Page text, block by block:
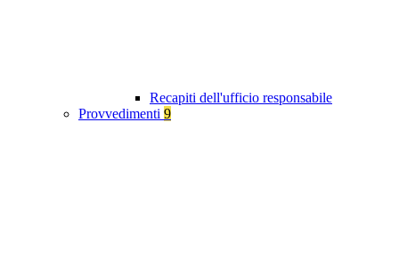
Recapiti dell'ufficio responsabile
Provvedimenti 9